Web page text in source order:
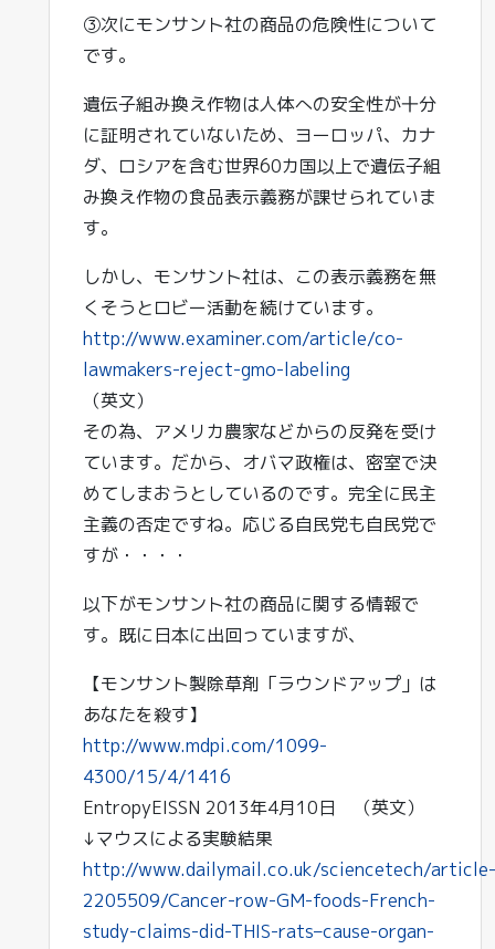
③次にモンサント社の商品の危険性について
です。
遺伝子組み換え作物は人体への安全性が十分
に証明されていないため、ヨーロッパ、カナ
ダ、ロシアを含む世界60カ国以上で遺伝子組
み換え作物の食品表示義務が課せられていま
す。
しかし、モンサント社は、この表示義務を無
くそうとロビー活動を続けています。
http://www.examiner.com/article/co-
lawmakers-reject-gmo-labeling
（英文）
その為、アメリカ農家などからの反発を受け
ています。だから、オバマ政権は、密室で決
めてしまおうとしているのです。完全に民主
主義の否定ですね。応じる自民党も自民党で
すが・・・・
以下がモンサント社の商品に関する情報で
す。既に日本に出回っていますが、
【モンサント製除草剤「ラウンドアップ」は
あなたを殺す】
http://www.mdpi.com/1099-
4300/15/4/1416
EntropyEISSN 2013年4月10日 （英文）
↓マウスによる実験結果
http://www.dailymail.co.uk/sciencetech/article-
2205509/Cancer-row-GM-foods-French-
study-claims-did-THIS-rats–cause-organ-